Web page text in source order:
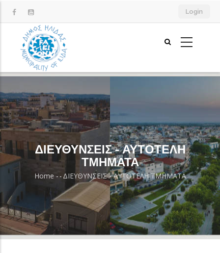
content
Login
ΔΙΕΥΘΥΝΣΕΙΣ - ΑΥΤΟΤΕΛΗ
ΤΜΗΜΑΤΑ
Breadcrumb
Home - - ΔΙΕΥΘΥΝΣΕΙΣ - ΑΥΤΟΤΕΛΗ ΤΜΗΜΑΤΑ